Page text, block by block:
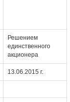
Решением
единственного
акционера
13.06.2015 г.